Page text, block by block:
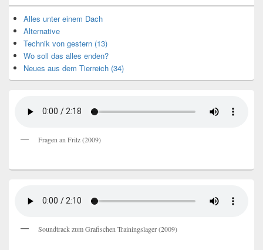
Alles unter einem Dach
Alternative
Technik von gestern (13)
Wo soll das alles enden?
Neues aus dem Tierreich (34)
Fragen an Fritz (2009)
Soundtrack zum Grafischen Trainingslager (2009)